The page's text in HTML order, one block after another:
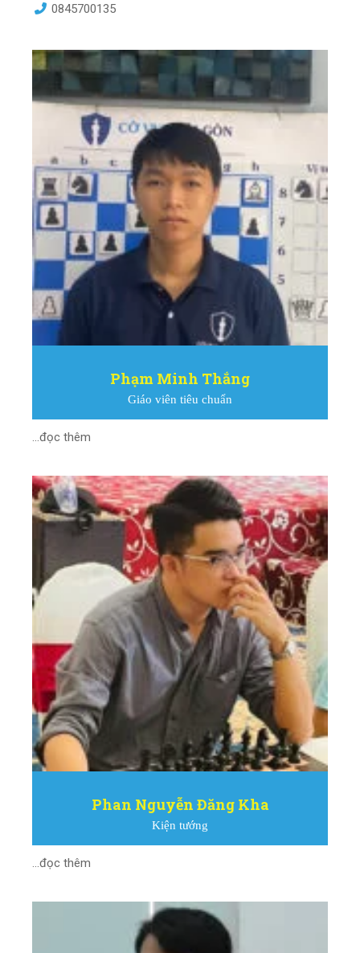
0845700135
Phạm Minh Thắng
Giáo viên tiêu chuẩn
...đọc thêm
Phan Nguyễn Đăng Kha
Kiện tướng
...đọc thêm